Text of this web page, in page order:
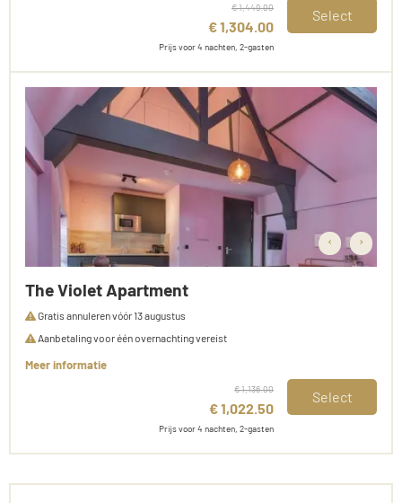
€ 1,449.00
€ 1,304.00
Prijs voor 4 nachten, 2-gasten
Select
‹ ›
The Violet Apartment
Gratis annuleren vóór 13 augustus
Aanbetaling voor één overnachting vereist
Meer informatie
€ 1,136.00
€ 1,022.50
Prijs voor 4 nachten, 2-gasten
Select